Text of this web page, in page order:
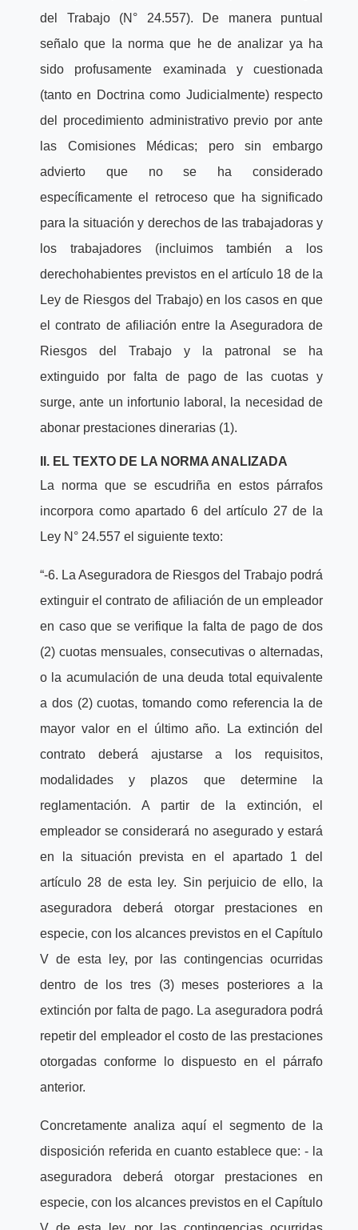
del Trabajo (N° 24.557). De manera puntual
señalo que la norma que he de analizar ya ha
sido profusamente examinada y cuestionada
(tanto en Doctrina como Judicialmente) respecto
del procedimiento administrativo previo por ante
las Comisiones Médicas; pero sin embargo
advierto que no se ha considerado
específicamente el retroceso que ha significado
para la situación y derechos de las trabajadoras y
los trabajadores (incluimos también a los
derechohabientes previstos en el artículo 18 de la
Ley de Riesgos del Trabajo) en los casos en que
el contrato de afiliación entre la Aseguradora de
Riesgos del Trabajo y la patronal se ha
extinguido por falta de pago de las cuotas y
surge, ante un infortunio laboral, la necesidad de
abonar prestaciones dinerarias (1).
II. EL TEXTO DE LA NORMA ANALIZADA
La norma que se escudriña en estos párrafos
incorpora como apartado 6 del artículo 27 de la
Ley N° 24.557 el siguiente texto:
“-6. La Aseguradora de Riesgos del Trabajo podrá
extinguir el contrato de afiliación de un empleador
en caso que se verifique la falta de pago de dos
(2) cuotas mensuales, consecutivas o alternadas,
o la acumulación de una deuda total equivalente
a dos (2) cuotas, tomando como referencia la de
mayor valor en el último año. La extinción del
contrato deberá ajustarse a los requisitos,
modalidades y plazos que determine la
reglamentación. A partir de la extinción, el
empleador se considerará no asegurado y estará
en la situación prevista en el apartado 1 del
artículo 28 de esta ley. Sin perjuicio de ello, la
aseguradora deberá otorgar prestaciones en
especie, con los alcances previstos en el Capítulo
V de esta ley, por las contingencias ocurridas
dentro de los tres (3) meses posteriores a la
extinción por falta de pago. La aseguradora podrá
repetir del empleador el costo de las prestaciones
otorgadas conforme lo dispuesto en el párrafo
anterior.
Concretamente analiza aquí el segmento de la
disposición referida en cuanto establece que: - la
aseguradora deberá otorgar prestaciones en
especie, con los alcances previstos en el Capítulo